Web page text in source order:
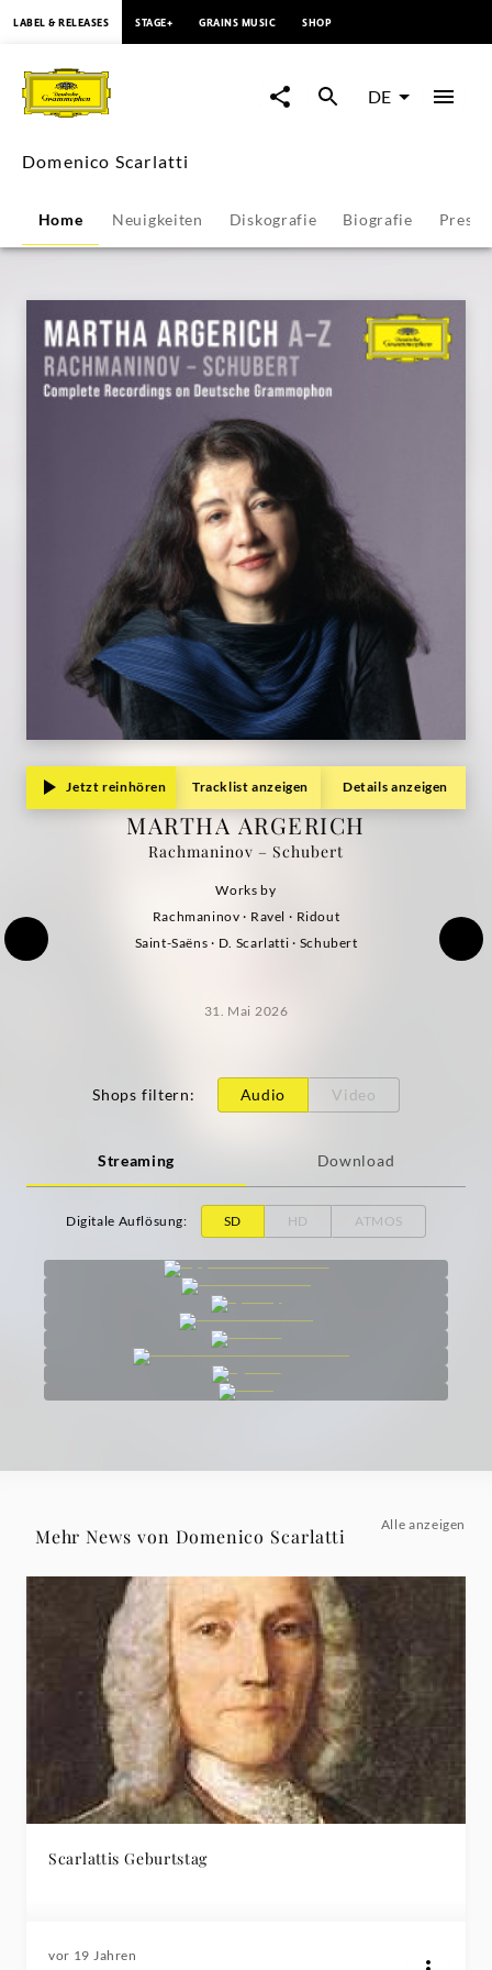
Domenico
Scarlatti
Übersicht
|
Deutsche
Grammophon
LABEL & RELEASES STAGE+ GRAINS MUSIC SHOP
DE
Domenico Scarlatti
Home Neuigkeiten Diskografie Biografie
Jetzt reinhören Tracklist anzeigen Details anzeigen
MARTHA ARGERICH
Rachmaninov – Schubert
Works by
Rachmaninov · Ravel · Ridout
Saint-Saëns · D. Scarlatti · Schubert
31. Mai 2026
Shops filtern: Audio Video
Streaming Download
Digitale Auflösung: SD HD ATMOS
Mehr News von Domenico Scarlatti
Alle anzeigen
Scarlattis Geburtstag
vor 19 Jahren